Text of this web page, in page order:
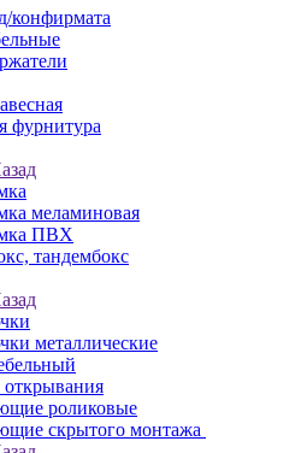
конфирмата
фурнитура
меламиновая
ПВХ
тандембокс
металлические
роликовые
скрытого монтажа